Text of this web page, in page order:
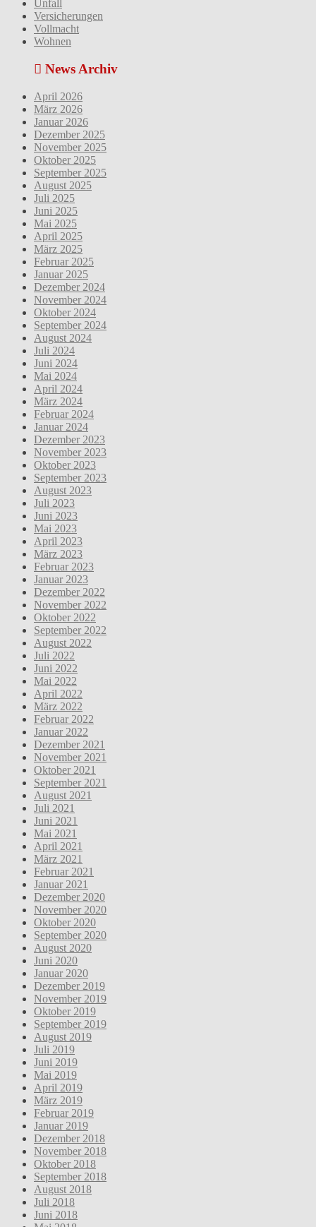
Unfall
Versicherungen
Vollmacht
Wohnen
News Archiv
April 2026
März 2026
Januar 2026
Dezember 2025
November 2025
Oktober 2025
September 2025
August 2025
Juli 2025
Juni 2025
Mai 2025
April 2025
März 2025
Februar 2025
Januar 2025
Dezember 2024
November 2024
Oktober 2024
September 2024
August 2024
Juli 2024
Juni 2024
Mai 2024
April 2024
März 2024
Februar 2024
Januar 2024
Dezember 2023
November 2023
Oktober 2023
September 2023
August 2023
Juli 2023
Juni 2023
Mai 2023
April 2023
März 2023
Februar 2023
Januar 2023
Dezember 2022
November 2022
Oktober 2022
September 2022
August 2022
Juli 2022
Juni 2022
Mai 2022
April 2022
März 2022
Februar 2022
Januar 2022
Dezember 2021
November 2021
Oktober 2021
September 2021
August 2021
Juli 2021
Juni 2021
Mai 2021
April 2021
März 2021
Februar 2021
Januar 2021
Dezember 2020
November 2020
Oktober 2020
September 2020
August 2020
Juni 2020
Januar 2020
Dezember 2019
November 2019
Oktober 2019
September 2019
August 2019
Juli 2019
Juni 2019
Mai 2019
April 2019
März 2019
Februar 2019
Januar 2019
Dezember 2018
November 2018
Oktober 2018
September 2018
August 2018
Juli 2018
Juni 2018